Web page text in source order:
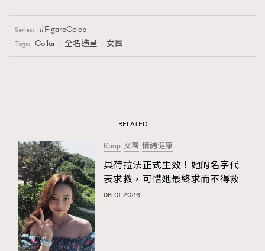
Series: FigaroCeleb
Tags: Collar 全名造星 女團
RELATED
Kpop 女團 情緒健康
具荷拉法正式生效！她的名字代
表求救，可惜她最終求而不得救
06.01.2026